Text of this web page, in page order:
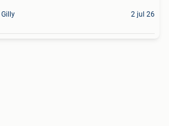
Gilly 2 jul 26